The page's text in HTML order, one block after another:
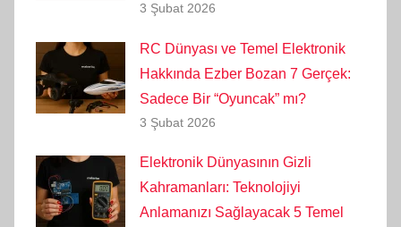
3 Şubat 2026
RC Dünyası ve Temel Elektronik
Hakkında Ezber Bozan 7 Gerçek:
Sadece Bir “Oyuncak” mı?
3 Şubat 2026
Elektronik Dünyasının Gizli
Kahramanları: Teknolojiyi
Anlamanızı Sağlayacak 5 Temel